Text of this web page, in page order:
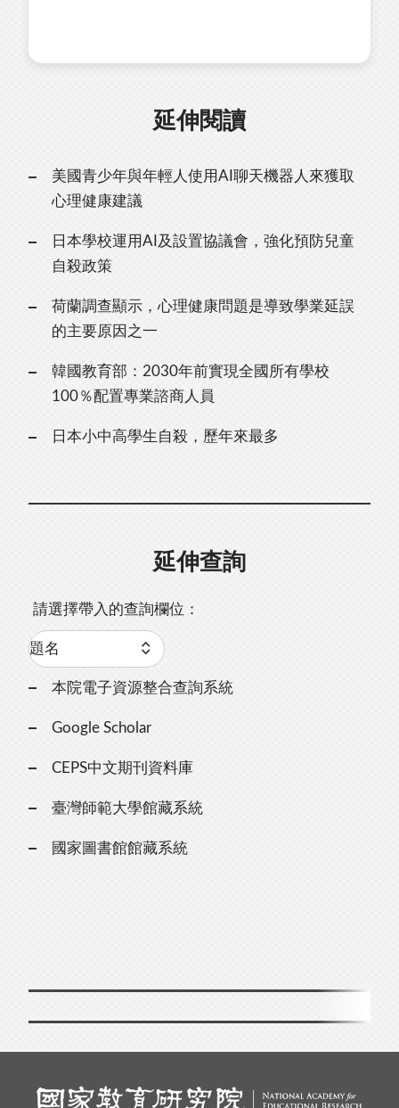
延伸閱讀
美國青少年與年輕人使用AI聊天機器人來獲取
心理健康建議
日本學校運用AI及設置協議會，強化預防兒童
自殺政策
荷蘭調查顯示，心理健康問題是導致學業延誤
的主要原因之一
韓國教育部：2030年前實現全國所有學校
100％配置專業諮商人員
日本小中高學生自殺，歷年來最多
延伸查詢
請選擇帶入的查詢欄位：
本院電子資源整合查詢系統
Google Scholar
CEPS中文期刊資料庫
臺灣師範大學館藏系統
國家圖書館館藏系統